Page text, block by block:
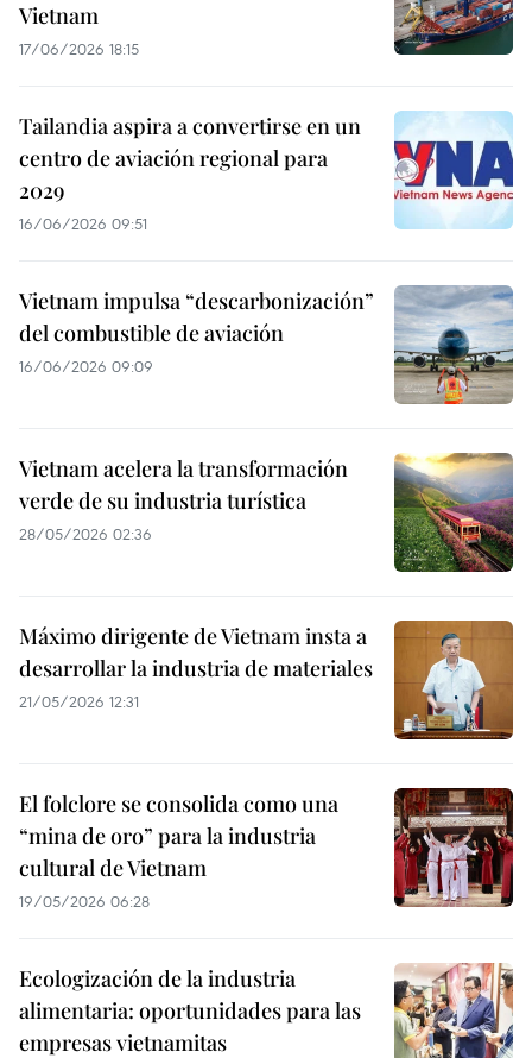
Vietnam
17/06/2026 18:15
Tailandia aspira a convertirse en un
centro de aviación regional para
2029
16/06/2026 09:51
Vietnam impulsa “descarbonización”
del combustible de aviación
16/06/2026 09:09
Vietnam acelera la transformación
verde de su industria turística
28/05/2026 02:36
Máximo dirigente de Vietnam insta a
desarrollar la industria de materiales
21/05/2026 12:31
El folclore se consolida como una
“mina de oro” para la industria
cultural de Vietnam
19/05/2026 06:28
Ecologización de la industria
alimentaria: oportunidades para las
empresas vietnamitas